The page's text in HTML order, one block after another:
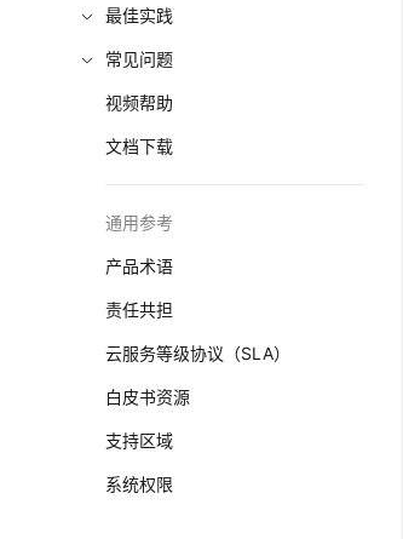
最佳实践
常见问题
视频帮助
文档下载
通用参考
产品术语
责任共担
云服务等级协议（SLA）
白皮书资源
支持区域
系统权限